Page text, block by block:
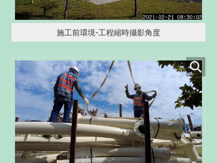
施工前環境-工程縮時攝影角度